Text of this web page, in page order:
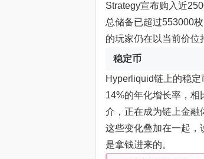
Strategy宣布购入近
总储备已超过553000
的玩家仍在以当前价位
稳定币
Hyperliquid链上的稳
14%的年化增长率，
介，正在成为链上金融
这些变化叠加在一起，
是拿钱进来的。